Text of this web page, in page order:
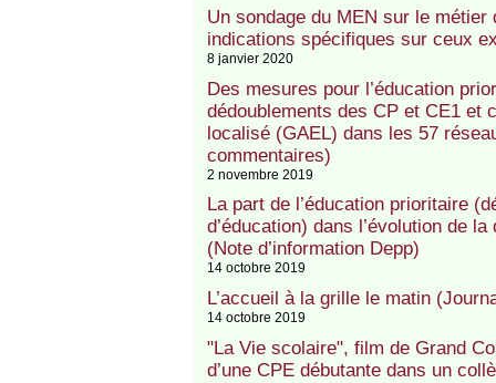
Un sondage du MEN sur le métier
indications spécifiques sur ceux
8 janvier 2020
Des mesures pour l’éducation
dédoublements des CP et CE1 et
localisé (GAEL) dans les 57
commentaires)
2 novembre 2019
La part de l’éducation prioritaire
d’éducation) dans l’évolution de
(Note d’information Depp)
14 octobre 2019
L’accueil à la grille le matin
14 octobre 2019
"La Vie scolaire", film de Grand
d’une CPE débutante dans un